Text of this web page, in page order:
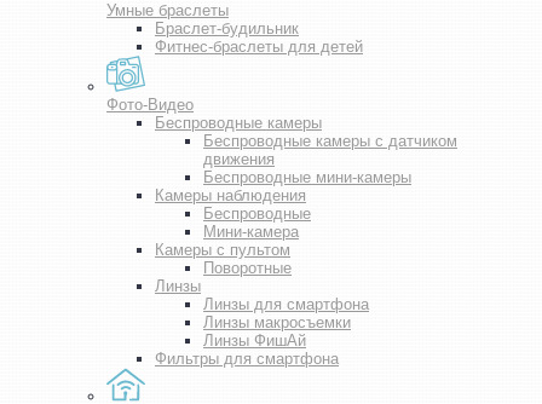
Умные браслеты
Браслет-будильник
Фитнес-браслеты для детей
Фото-Видео
Беспроводные камеры
Беспроводные камеры с датчиком
движения
Беспроводные мини-камеры
Камеры наблюдения
Беспроводные
Мини-камера
Камеры с пультом
Поворотные
Линзы
Линзы для смартфона
Линзы макросъемки
Линзы ФишАй
Фильтры для смартфона